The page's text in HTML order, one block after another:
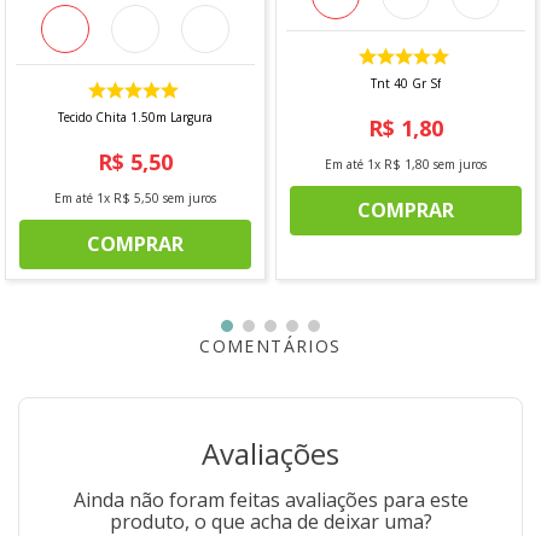
Indicações de uso
Perfeito para confecção de:
Revestimento de sofás
Poltronas
Cabeceiras
Capas para estofados
Almofadas decorativas
Cortinas leves
Forros e peças de decoração em geral
Composição
Especificações Técnicas
Largura: 1,50 m
Estrutura da trama: Sarja 2 x 1
Instruções de lavagem
Lavar em temperatura máxima de 40C, processo
Tecido Chita 1.50m Largura
R$ 5,50
Em até 1x R$ 5,50 sem juros
COMPRAR
Tnt 40 Gr Sf
R$ 1,80
Em até 1x R$ 1,80 sem juros
COMPRAR
COMENTÁRIOS
Avaliações
Ainda não foram feitas avaliações para este
produto, o que acha de deixar uma?